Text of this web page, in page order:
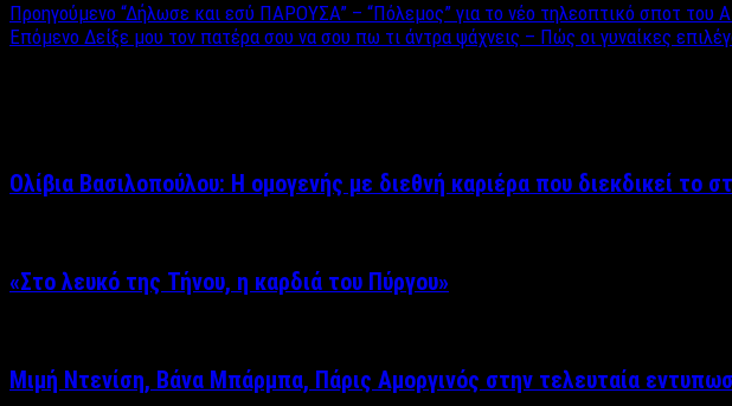
Προηγούμενο “Δήλωσε και εσύ ΠΑΡΟΥΣΑ” – “Πόλεμος” για το νέο τηλεοπτικό σποτ του
Επόμενο Δείξε μου τον πατέρα σου να σου πω τι άντρα ψάχνεις – Πώς οι γυναίκες
Ολίβια Βασιλοπούλου: Η ομογενής με διεθνή καριέρα που διεκδικεί το
«Στο λευκό της Τήνου, η καρδιά του Πύργου»
Μιμή Ντενίση, Βάνα Μπάρμπα, Πάρις Αμοργινός στην τελευταία